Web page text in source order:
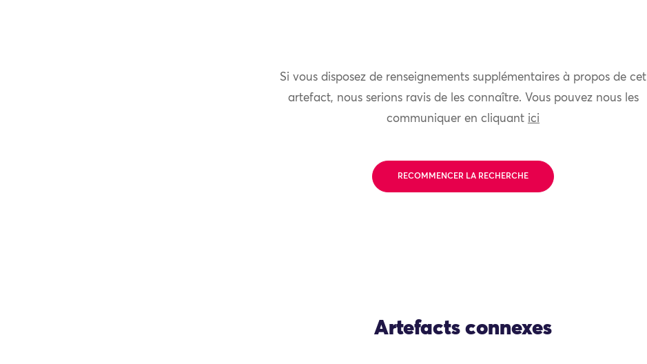
Si vous disposez de renseignements supplémentaires à propos de cet
artefact, nous serions ravis de les connaître. Vous pouvez nous les
communiquer en cliquant ici
RECOMMENCER LA RECHERCHE
Artefacts connexes